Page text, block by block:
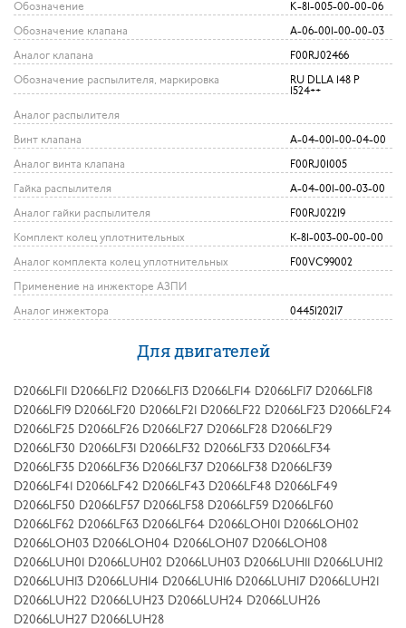
Обозначение K-81-005-00-00-06
Обозначение клапана А-06-001-00-00-03
Аналог клапана F00RJ02466
Обозначение распылителя, маркировка
RU DLLA 148 P
1524++
Аналог распылителя
Винт клапана А-04-001-00-04-00
Аналог винта клапана F00RJ01005
Гайка распылителя А-04-001-00-03-00
Аналог гайки распылителя F00RJ02219
Комплект колец уплотнительных К-81-003-00-00-00
Аналог комплекта колец уплотнительных F00VC99002
Применение на инжекторе АЗПИ
Аналог инжектора 0445120217
Для двигателей
D2066LF11 D2066LF12 D2066LF13 D2066LF14 D2066LF17 D2066LF18
D2066LF19 D2066LF20 D2066LF21 D2066LF22 D2066LF23 D2066LF24
D2066LF25 D2066LF26 D2066LF27 D2066LF28 D2066LF29
D2066LF30 D2066LF31 D2066LF32 D2066LF33 D2066LF34
D2066LF35 D2066LF36 D2066LF37 D2066LF38 D2066LF39
D2066LF41 D2066LF42 D2066LF43 D2066LF48 D2066LF49
D2066LF50 D2066LF57 D2066LF58 D2066LF59 D2066LF60
D2066LF62 D2066LF63 D2066LF64 D2066LOH01 D2066LOH02
D2066LOH03 D2066LOH04 D2066LOH07 D2066LOH08
D2066LUH01 D2066LUH02 D2066LUH03 D2066LUH11 D2066LUH12
D2066LUH13 D2066LUH14 D2066LUH16 D2066LUH17 D2066LUH21
D2066LUH22 D2066LUH23 D2066LUH24 D2066LUH26
D2066LUH27 D2066LUH28